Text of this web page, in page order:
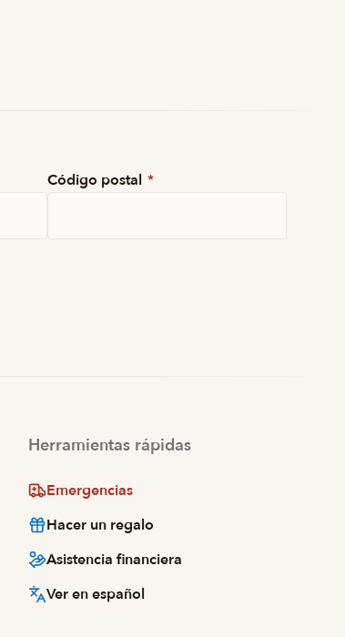
Código postal *
Herramientas rápidas
Emergencias
Hacer un regalo
Asistencia financiera
Ver en español